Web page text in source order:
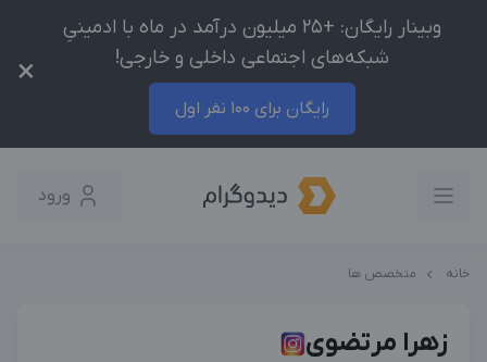
وبینار رایگان: +25 میلیون درآمد در ماه با ادمینیِ
شبکه‌های اجتماعی داخلی و خارجی!
رایگان برای 100 نفر اول
×
ورود
خانه متخصص ها
زهرا مرتضوی